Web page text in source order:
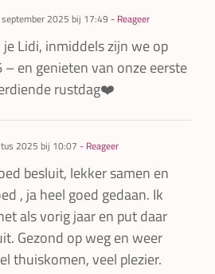
2025 bij 17:49 - Reageer
je Lidi, inmiddels zijn we op
– en genieten van onze eerste
rustdag❤️
2025 bij 10:07 - Reageer
besluit, lekker samen en
, ja heel goed gedaan. Ik
als vorig jaar en put daar
Gezond op weg en weer
thuiskomen, veel plezier.